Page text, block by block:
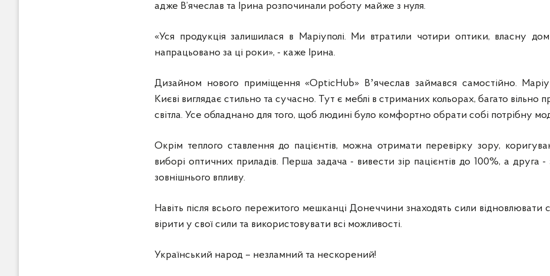
адже В’ячеслав та Ірина розпочинали роботу майже з нуля.
«Уся продукція залишилася в Маріуполі. Ми втратили чотири оптики, власну
напрацьовано за ці роки», - каже Ірина.
Дизайном нового приміщення «OpticHub» Вʼячеслав займався самостійно.
Києві виглядає стильно та сучасно. Тут є меблі в стриманих кольорах, багато вільно
світла. Усе обладнано для того, щоб людині було комфортно обрати собі потрібну
Окрім теплого ставлення до пацієнтів, можна отримати перевірку зору,
виборі оптичних приладів. Перша задача - вивести зір пацієнтів до 100%, а друга -
зовнішнього впливу.
Навіть після всього пережитого мешканці Донеччини знаходять сили відновлювати
вірити у свої сили та використовувати всі можливості.
Український народ – незламний та нескорений!